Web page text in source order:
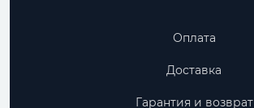
Оплата
Доставка
Гарантия и возврат